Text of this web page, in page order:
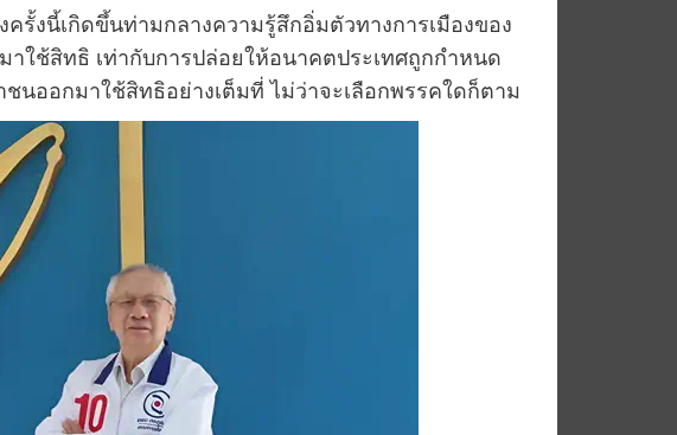
รั้งนี้เกิดขึ้นท่ามกลางความรู้สึกอิ่มตัวทางการเมืองของ
ใช้สิทธิ เท่ากับการปล่อยให้อนาคตประเทศถูกกำหนด
นออกมาใช้สิทธิอย่างเต็มที่ ไม่ว่าจะเลือกพรรคใดก็ตาม